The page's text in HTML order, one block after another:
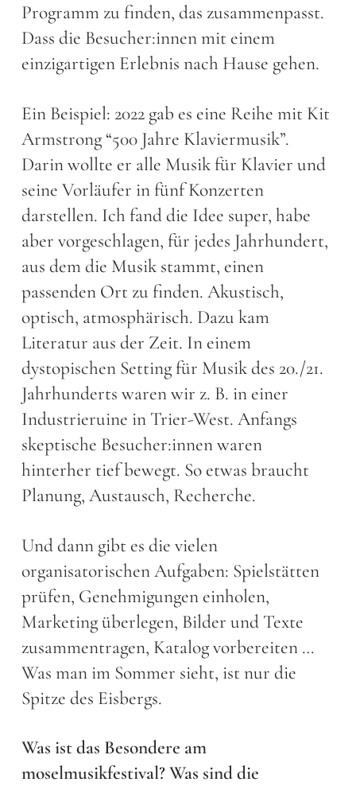
Programm zu finden, das zusammenpasst.
Dass die Besucher:innen mit einem
einzigartigen Erlebnis nach Hause gehen.
Ein Beispiel: 2022 gab es eine Reihe mit Kit
Armstrong “500 Jahre Klaviermusik”.
Darin wollte er alle Musik für Klavier und
seine Vorläufer in fünf Konzerten
darstellen. Ich fand die Idee super, habe
aber vorgeschlagen, für jedes Jahrhundert,
aus dem die Musik stammt, einen
passenden Ort zu finden. Akustisch,
optisch, atmosphärisch. Dazu kam
Literatur aus der Zeit. In einem
dystopischen Setting für Musik des 20./21.
Jahrhunderts waren wir z. B. in einer
Industrieruine in Trier-West. Anfangs
skeptische Besucher:innen waren
hinterher tief bewegt. So etwas braucht
Planung, Austausch, Recherche.
Und dann gibt es die vielen
organisatorischen Aufgaben: Spielstätten
prüfen, Genehmigungen einholen,
Marketing überlegen, Bilder und Texte
zusammentragen, Katalog vorbereiten …
Was man im Sommer sieht, ist nur die
Spitze des Eisbergs.
Was ist das Besondere am
moselmusikfestival? Was sind die